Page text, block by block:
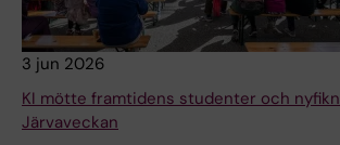
3 jun 2026
KI mötte framtidens studenter och
Järvaveckan